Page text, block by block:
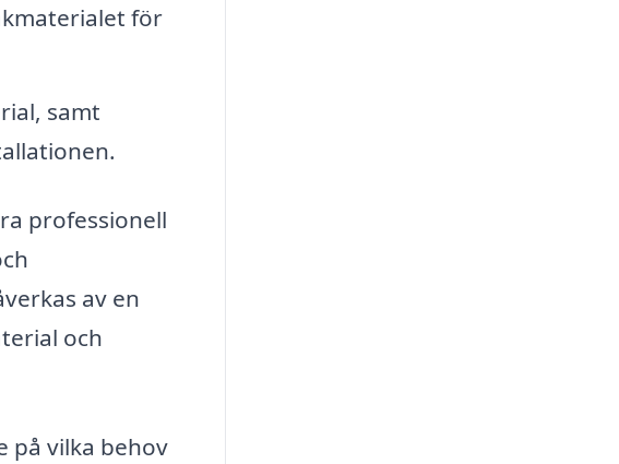
för
samt
professionell
av en
och
på vilka behov